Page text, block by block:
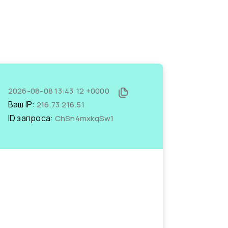
2026-08-08 13:43:12 +0000
Ваш IP: 216.73.216.51
ID запроса: ChSn4mxkqSw1